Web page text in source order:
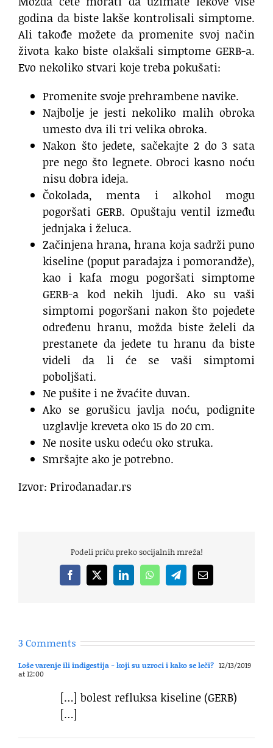
godina da biste lakše kontrolisali simptome.
Ali takođe možete da promenite svoj način
života kako biste olakšali simptome GERB-a.
Evo nekoliko stvari koje treba pokušati:
Promenite svoje prehrambene navike.
Najbolje je jesti nekoliko malih obroka
umesto dva ili tri velika obroka.
Nakon što jedete, sačekajte 2 do 3 sata
pre nego što legnete. Obroci kasno noću
nisu dobra ideja.
Čokolada, menta i alkohol mogu
pogoršati GERB. Opuštaju ventil između
jednjaka i želuca.
Začinjena hrana, hrana koja sadrži puno
kiseline (poput paradajza i pomorandže),
kao i kafa mogu pogoršati simptome
GERB-a kod nekih ljudi. Ako su vaši
simptomi pogoršani nakon što pojedete
određenu hranu, možda biste želeli da
prestanete da jedete tu hranu da biste
videli da li će se vaši simptomi
poboljšati.
Ne pušite i ne žvaćite duvan.
Ako se gorušicu javlja noću, podignite
uzglavlje kreveta oko 15 do 20 cm.
Ne nosite usku odeću oko struka.
Smršajte ako je potrebno.
Izvor: Prirodanadar.rs
Podeli priču preko socijalnih mreža!
Facebook
X LinkedInWhatsAppTelegramEmail
3 Comments
Loše varenje ili indigestija - koji su uzroci i kako se leči? 12/13/2019
at 12:00
[…] bolest refluksa kiseline (GERB)
[…]